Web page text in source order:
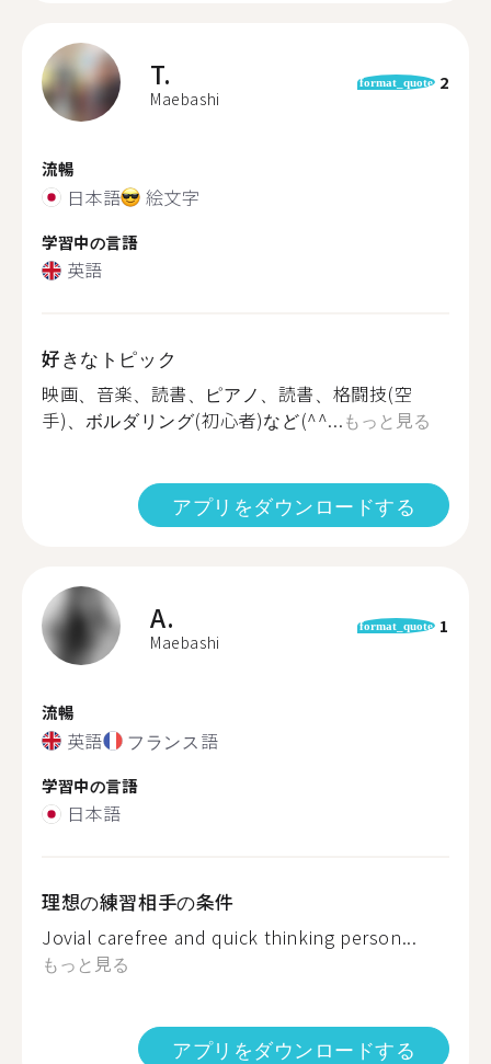
T.
Maebashi
format_quote 2
流暢
日本語 絵文字
学習中の言語
英語
好きなトピック
映画、音楽、読書、ピアノ、読書、格闘技(空
手)、ボルダリング(初心者)など(^^...もっと見る
アプリをダウンロードする
A.
Maebashi
format_quote 1
流暢
英語 フランス語
学習中の言語
日本語
理想の練習相手の条件
Jovial carefree and quick thinking person...
もっと見る
アプリをダウンロードする